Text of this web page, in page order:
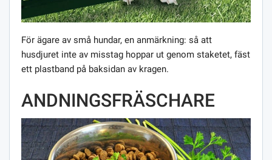
För ägare av små hundar, en anmärkning: så att
husdjuret inte av misstag hoppar ut genom staketet, fäst
ett plastband på baksidan av kragen.
ANDNINGSFRÄSCHARE